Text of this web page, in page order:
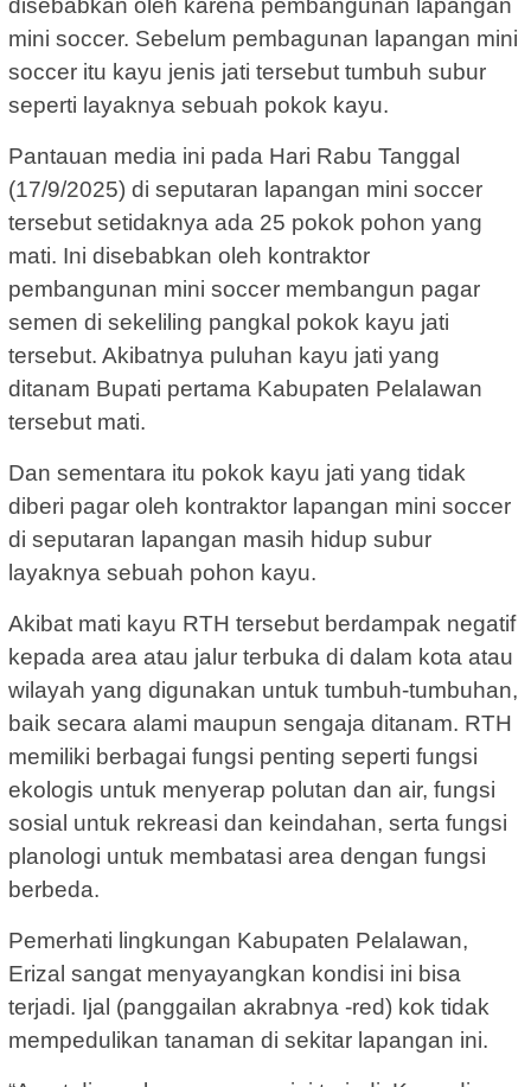
disebabkan oleh karena pembangunan lapangan
mini soccer. Sebelum pembagunan lapangan mini
soccer itu kayu jenis jati tersebut tumbuh subur
seperti layaknya sebuah pokok kayu.
Pantauan media ini pada Hari Rabu Tanggal
(17/9/2025) di seputaran lapangan mini soccer
tersebut setidaknya ada 25 pokok pohon yang
mati. Ini disebabkan oleh kontraktor
pembangunan mini soccer membangun pagar
semen di sekeliling pangkal pokok kayu jati
tersebut. Akibatnya puluhan kayu jati yang
ditanam Bupati pertama Kabupaten Pelalawan
tersebut mati.
Dan sementara itu pokok kayu jati yang tidak
diberi pagar oleh kontraktor lapangan mini soccer
di seputaran lapangan masih hidup subur
layaknya sebuah pohon kayu.
Akibat mati kayu RTH tersebut berdampak negatif
kepada area atau jalur terbuka di dalam kota atau
wilayah yang digunakan untuk tumbuh-tumbuhan,
baik secara alami maupun sengaja ditanam. RTH
memiliki berbagai fungsi penting seperti fungsi
ekologis untuk menyerap polutan dan air, fungsi
sosial untuk rekreasi dan keindahan, serta fungsi
planologi untuk membatasi area dengan fungsi
berbeda.
Pemerhati lingkungan Kabupaten Pelalawan,
Erizal sangat menyayangkan kondisi ini bisa
terjadi. Ijal (panggailan akrabnya -red) kok tidak
mempedulikan tanaman di sekitar lapangan ini.